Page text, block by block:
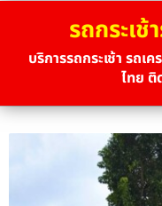
รถกระเ
บริการรถกระเช้า รถเค
ไทย